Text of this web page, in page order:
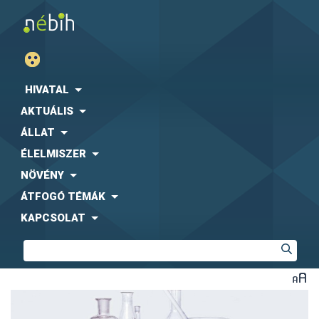
HIVATAL
AKTUÁLIS
ÁLLAT
ÉLELMISZER
NÖVÉNY
ÁTFOGÓ TÉMÁK
KAPCSOLAT